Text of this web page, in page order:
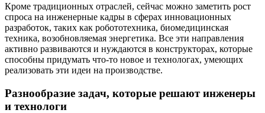
Кроме традиционных отраслей, сейчас можно заметить рост
спроса на инженерные кадры в сферах инновационных
разработок, таких как робототехника, биомедицинская
техника, возобновляемая энергетика. Все эти направления
активно развиваются и нуждаются в конструкторах, которые
способны придумать что-то новое и технологах, умеющих
реализовать эти идеи на производстве.
Разнообразие задач, которые решают инженеры
и технологи